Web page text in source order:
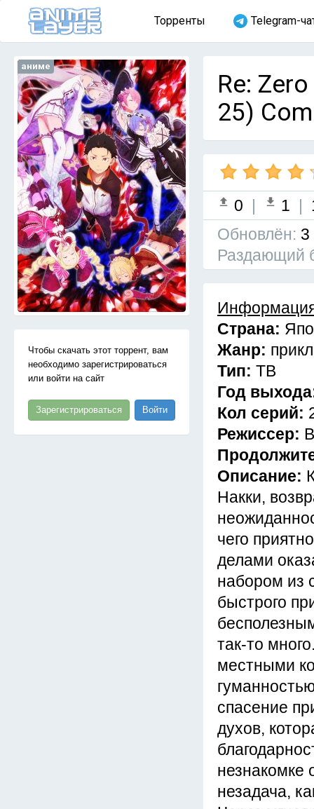
Торренты Telegram-
аниме
Чтобы скачать этот торрент, вам
необходимо зарегистрироваться
или войти на сайт
Зарегистрироваться Войти
Re:
25)
0 | 1 |
Обновлён: 3
Раздающий
Страна:
Жанр:
Тип: ТВ
Год
Кол серий:
Режиссер:
Описание:
Накки,
чего
делами
набором из
быстрого
так-то
местными
спасение
духов,
незнакомке
незадача,